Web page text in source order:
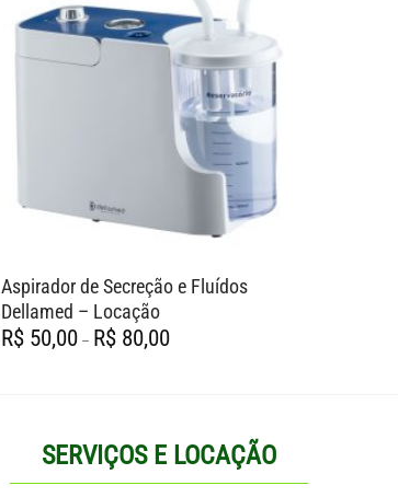
Aspirador de Secreção e Fluídos
Dellamed – Locação
R$50,00 – R$80,00Faixa
de
SERVIÇOS E LOCAÇÃO